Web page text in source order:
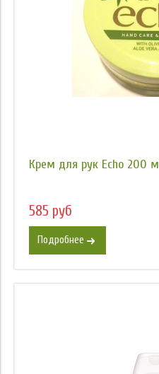
Крем для рук Echo 200
585 руб
Подробнее